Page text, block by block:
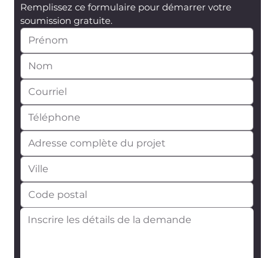
Remplissez ce formulaire pour démarrer votre
soumission gratuite.